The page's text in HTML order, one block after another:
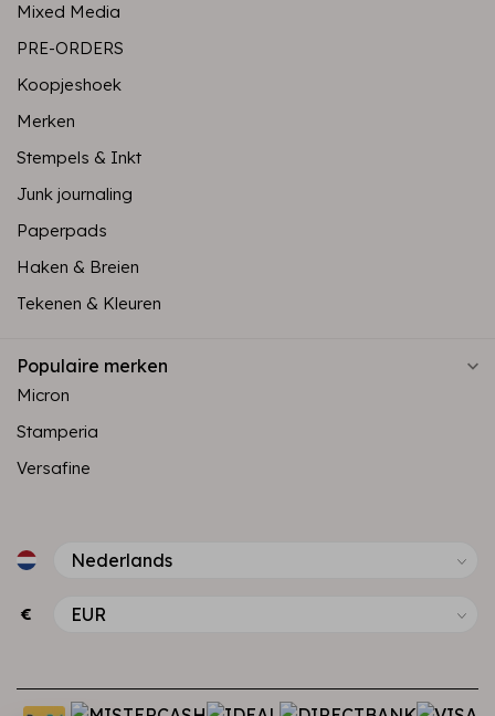
Mixed Media
PRE-ORDERS
Koopjeshoek
Merken
Stempels & Inkt
Junk journaling
Paperpads
Haken & Breien
Tekenen & Kleuren
Populaire merken
Micron
Stamperia
Versafine
€